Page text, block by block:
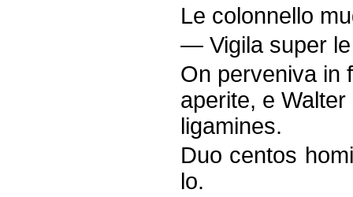
Le colonnello
— Vigila super
On perveniva in
aperite, e
ligamines.
Duo centos
lo.